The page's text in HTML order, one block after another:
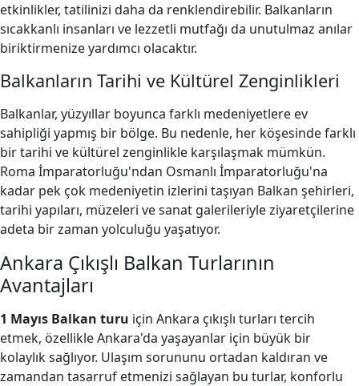
etkinlikler, tatilinizi daha da renklendirebilir. Balkanların
sıcakkanlı insanları ve lezzetli mutfağı da unutulmaz anılar
biriktirmenize yardımcı olacaktır.
Balkanların Tarihi ve Kültürel Zenginlikleri
Balkanlar, yüzyıllar boyunca farklı medeniyetlere ev
sahipliği yapmış bir bölge. Bu nedenle, her köşesinde farklı
bir tarihi ve kültürel zenginlikle karşılaşmak mümkün.
Roma İmparatorluğu'ndan Osmanlı İmparatorluğu'na
kadar pek çok medeniyetin izlerini taşıyan Balkan şehirleri,
tarihi yapıları, müzeleri ve sanat galerileriyle ziyaretçilerine
adeta bir zaman yolculuğu yaşatıyor.
Ankara Çıkışlı Balkan Turlarının
Avantajları
1 Mayıs Balkan turu için Ankara çıkışlı turları tercih
etmek, özellikle Ankara'da yaşayanlar için büyük bir
kolaylık sağlıyor. Ulaşım sorununu ortadan kaldıran ve
zamandan tasarruf etmenizi sağlayan bu turlar, konforlu